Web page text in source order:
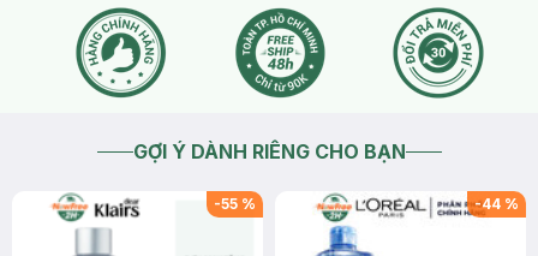
GỢI Ý DÀNH RIÊNG CHO BẠN
-55 % -44 %